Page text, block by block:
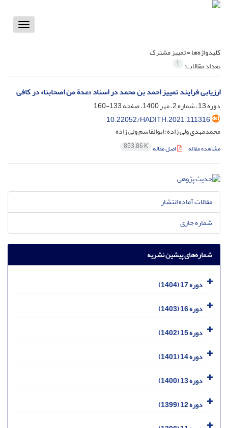
Toggle
کلیدواژه‌ها =تمییز مشترک
تعداد مقالات: 1
ارزیابی فرایند تمییز احمد بن محمد در اسناد «عدة من اصحابنا» در کافی
دوره 13، شماره 2، مهر 1400، صفحه
133-160
10.22052/HADITH.2021.111316
محمدمهدی ولی زاده؛ ابوالقاسم ولی زاده
مشاهده مقاله اصل مقاله 853.86 K
مقالات آماده انتشار
شماره جاری
شماره‌های پیشین نشریه
دوره 17 (1404)
دوره 16 (1403)
دوره 15 (1402)
دوره 14 (1401)
دوره 13 (1400)
دوره 12 (1399)